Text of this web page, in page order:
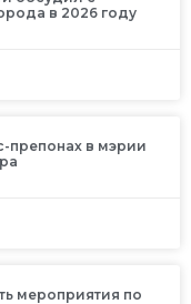
в 2026 году
препонах в мэрии
мероприятия по